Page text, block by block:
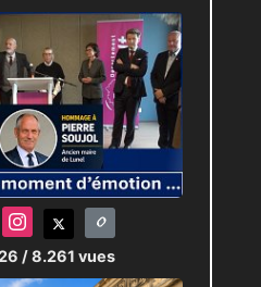
/ 8.261 vues